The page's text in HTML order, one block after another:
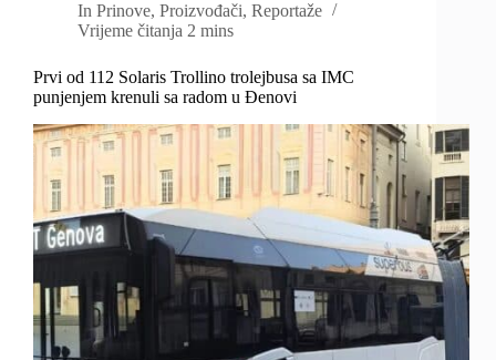
In Prinove,Proizvođači,Reportaže
Vrijeme čitanja 2 mins
Prvi od 112 Solaris Trollino trolejbusa sa IMC
punjenjem krenuli sa radom u Đenovi